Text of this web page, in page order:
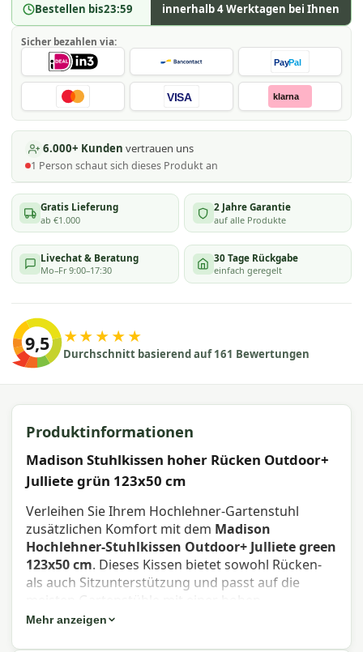
Bestellen bis23:59 innerhalb 4 Werktagen bei Ihnen
Sicher bezahlen via:
PayPal
VISA klarna
6.000+ Kunden vertrauen uns
1 Person schaut sich dieses Produkt an
Gratis Lieferung
ab €1.000
2 Jahre Garantie
auf alle Produkte
Livechat & Beratung
Mo–Fr 9:00–17:30
30 Tage Rückgabe
einfach geregelt
9,5 ★★★★★
Durchschnitt basierend auf 161 Bewertungen
Produktinformationen
Madison Stuhlkissen hoher Rücken Outdoor+
Julliete grün 123x50 cm
Verleihen Sie Ihrem Hochlehner-Gartenstuhl
zusätzlichen Komfort mit dem Madison
Hochlehner-Stuhlkissen Outdoor+ Julliete green
123x50 cm. Dieses Kissen bietet sowohl Rücken-
als auch Sitzunterstützung und passt auf die
meisten Gartenstühle mit einer hohen
Rückenlehne.
Mehr anzeigen